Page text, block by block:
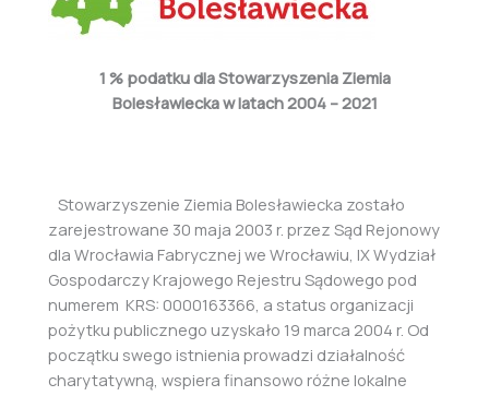
1 % podatku dla Stowarzyszenia Ziemia
Bolesławieckaw latach 2004 – 2021
Stowarzyszenie Ziemia Bolesławiecka zostało
zarejestrowane 30 maja 2003 r. przez Sąd Rejonowy
dla Wrocławia Fabrycznej we Wrocławiu, IX Wydział
Gospodarczy Krajowego Rejestru Sądowego pod
numerem KRS: 0000163366, a status organizacji
pożytku publicznego uzyskało 19 marca 2004 r. Od
początku swego istnienia prowadzi działalność
charytatywną, wspiera finansowo różne lokalne